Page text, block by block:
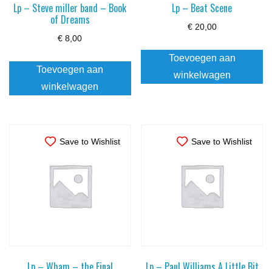
Lp – Steve miller band – Book
of Dreams
€ 8,00
Toevoegen aan
winkelwagen
Lp – Beat Scene
€20,00
Toevoegen aan
winkelwagen
Save to Wishlist Save to Wishlist